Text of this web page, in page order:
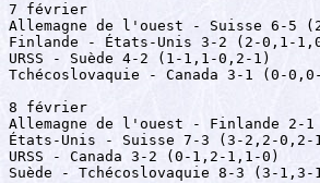
7 février
Allemagne de l'ouest - Suisse 6-5
Finlande - États-Unis 3-2 (2-0,1-
URSS - Suède 4-2 (1-1,1-0,2-1)
Tchécoslovaquie - Canada 3-1 (0-
8 février
Allemagne de l'ouest - Finlande 2-
États-Unis - Suisse 7-3 (3-2,2-0,2-
URSS - Canada 3-2 (0-1,2-1,1-0)
Suède - Tchécoslovaquie 8-3 (3-1,3-